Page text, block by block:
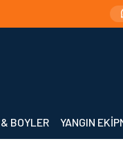
Garantisi | Mühendislik
BOYLER YANGIN